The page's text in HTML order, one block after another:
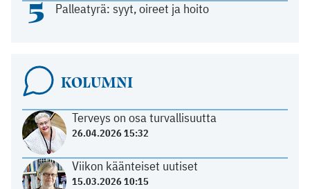
5 Palleatyrä: syyt, oireet ja hoito
KOLUMNI
Terveys on osa turvallisuutta
26.04.2026 15:32
Viikon käänteiset uutiset
15.03.2026 10:15